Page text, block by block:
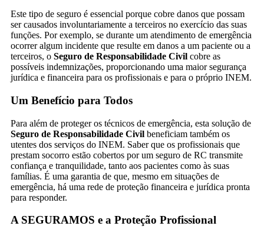
Este tipo de seguro é essencial porque cobre danos que possam
ser causados involuntariamente a terceiros no exercício das suas
funções. Por exemplo, se durante um atendimento de emergência
ocorrer algum incidente que resulte em danos a um paciente ou a
terceiros, o Seguro de Responsabilidade Civil cobre as
possíveis indemnizações, proporcionando uma maior segurança
jurídica e financeira para os profissionais e para o próprio INEM.
Um Benefício para Todos
Para além de proteger os técnicos de emergência, esta solução de
Seguro de Responsabilidade Civil beneficiam também os
utentes dos serviços do INEM. Saber que os profissionais que
prestam socorro estão cobertos por um seguro de RC transmite
confiança e tranquilidade, tanto aos pacientes como às suas
famílias. É uma garantia de que, mesmo em situações de
emergência, há uma rede de proteção financeira e jurídica pronta
para responder.
A SEGURAMOS e a Proteção Profissional